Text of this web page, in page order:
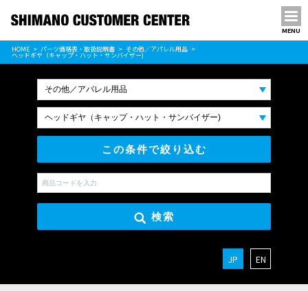
MENU
パーツ価格表
PARTS LIST
HOME パーツ価格表・取扱説明書 その他／アパレル用品
ヘッドギヤ（キャップ・ハット・サンバイザー)
この条件で絞り込む
検索
JP EN